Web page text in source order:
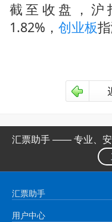
截至收盘，沪
1.82%， 创业板
汇票助手 —— 专业、安
汇票助手
用户中心